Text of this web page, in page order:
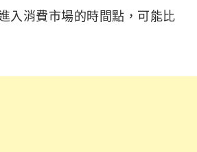
入消費市場的時間點，可能比